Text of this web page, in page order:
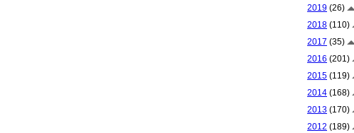
2019 (26)
2018 (110)
2017 (35)
2016 (201)
2015 (119)
2014 (168)
2013 (170)
2012 (189)